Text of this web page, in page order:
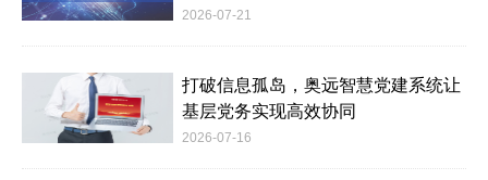
2026-07-21
打破信息孤岛，奥远智慧党建系统让
基层党务实现高效协同
2026-07-16